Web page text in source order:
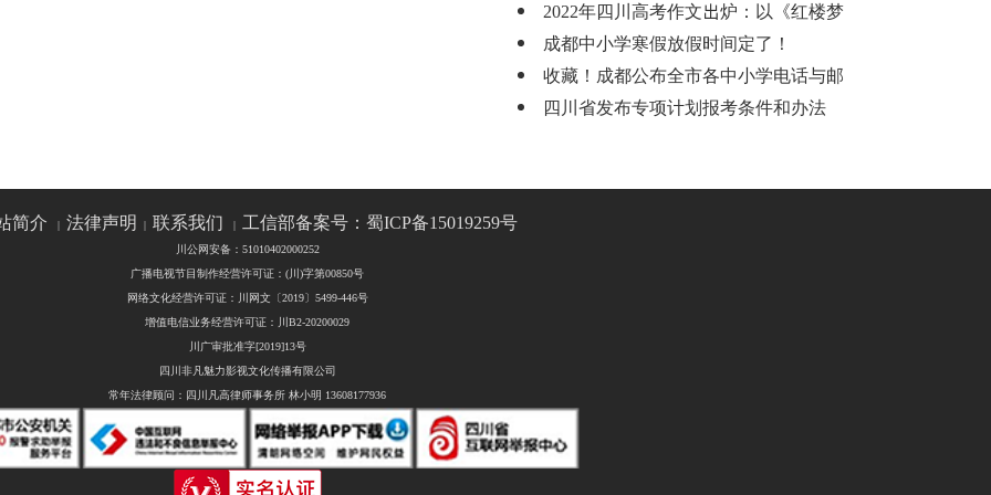
2022年四川高考作文出炉：以《红楼梦
成都中小学寒假放假时间定了！
收藏！成都公布全市各中小学电话与邮
四川省发布专项计划报考条件和办法
简介 | 法律声明 |联系我们 | 工信部备案号：蜀ICP备15019259号
川公网安备：51010402000252
广播电视节目制作经营许可证：(川)字第00850号
网络文化经营许可证：川网文〔2019〕5499-446号
增值电信业务经营许可证：川B2-20200029
川广审批准字[2019]13号
四川非凡魅力影视文化传播有限公司
常年法律顾问：四川凡高律师事务所 林小明 13608177936